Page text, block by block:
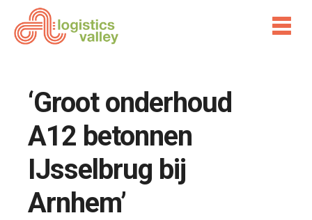
‘Groot onderhoud
A12 betonnen
IJsselbrug bij
Arnhem’